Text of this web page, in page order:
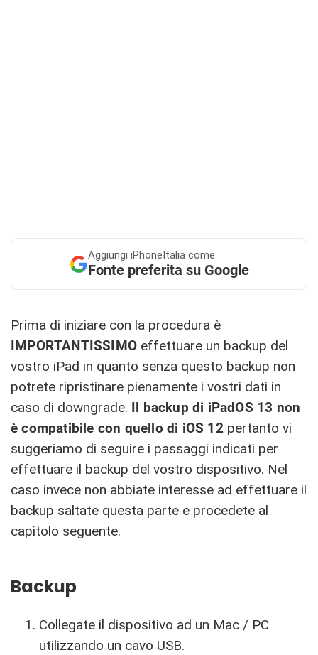
Aggiungi iPhoneItalia come
Fonte preferita su Google
Prima di iniziare con la procedura è
IMPORTANTISSIMO effettuare un backup del
vostro iPad in quanto senza questo backup non
potrete ripristinare pienamente i vostri dati in
caso di downgrade. Il backup di iPadOS 13 non
è compatibile con quello di iOS 12 pertanto vi
suggeriamo di seguire i passaggi indicati per
effettuare il backup del vostro dispositivo. Nel
caso invece non abbiate interesse ad effettuare il
backup saltate questa parte e procedete al
capitolo seguente.
Backup
Collegate il dispositivo ad un Mac / PC
utilizzando un cavo USB.